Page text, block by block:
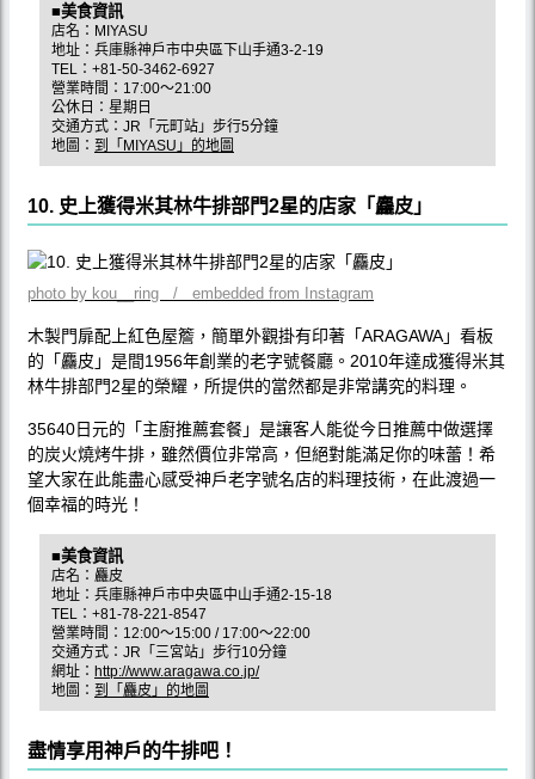
■美食資訊
店名：MIYASU
地址：兵庫縣神戶市中央區下山手通3-2-19
TEL：+81-50-3462-6927
營業時間：17:00〜21:00
公休日：星期日
交通方式：JR「元町站」步行5分鐘
地圖： 到「MIYASU」的地圖
10. 史上獲得米其林牛排部門2星的店家「麤皮」
photo by kou__ring / embedded from Instagram
木製門扉配上紅色屋簷，簡單外觀掛有印著「ARAGAWA」看板
的「麤皮」是間1956年創業的老字號餐廳。2010年達成獲得米其
林牛排部門2星的榮耀，所提供的當然都是非常講究的料理。
35640日元的「主廚推薦套餐」是讓客人能從今日推薦中做選擇
的炭火燒烤牛排，雖然價位非常高，但絕對能滿足你的味蕾！希
望大家在此能盡心感受神戶老字號名店的料理技術，在此渡過一
個幸福的時光！
■美食資訊
店名：麤皮
地址：兵庫縣神戶市中央區中山手通2-15-18
TEL：+81-78-221-8547
營業時間：12:00〜15:00 / 17:00〜22:00
交通方式：JR「三宮站」步行10分鐘
網址： http://www.aragawa.co.jp/
地圖： 到「麤皮」的地圖
盡情享用神戶的牛排吧！